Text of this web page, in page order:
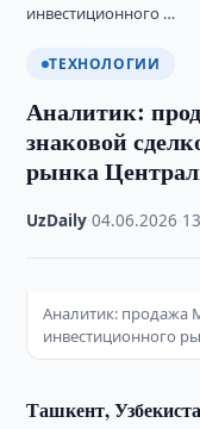
инвестиционного …
ТЕХНОЛОГИИ
Аналитик:
знаковой
рынка
UzDaily ·04.06.2026
Аналитик: продажа
инвестиционного
Ташкент,